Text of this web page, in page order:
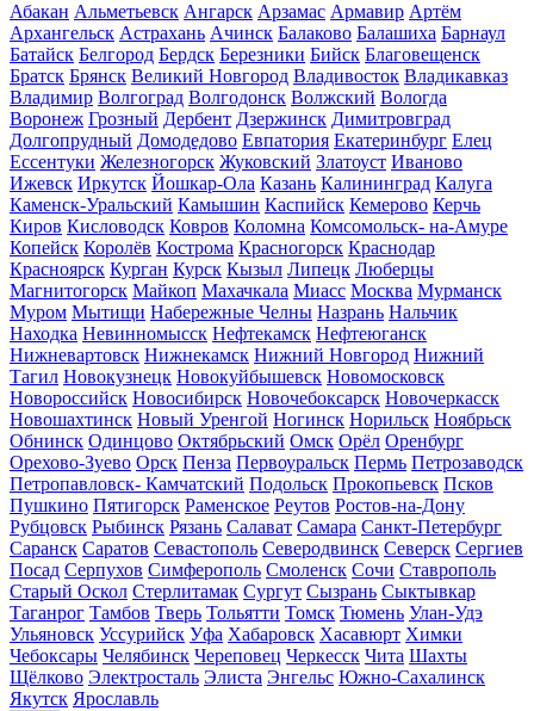
Абакан Альметьевск Ангарск Арзамас Армавир Артём
Архангельск Астрахань Ачинск Балаково Балашиха Барнаул
Батайск Белгород Бердск Березники Бийск Благовещенск
Братск Брянск Великий Новгород Владивосток Владикавказ
Владимир Волгоград Волгодонск Волжский Вологда
Воронеж Грозный Дербент Дзержинск Димитровград
Долгопрудный Домодедово Евпатория Екатеринбург Елец
Ессентуки Железногорск Жуковский Златоуст Иваново
Ижевск Иркутск Йошкар-Ола Казань Калининград Калуга
Каменск-Уральский Камышин Каспийск Кемерово Керчь
Киров Кисловодск Ковров Коломна Комсомольск- на-Амуре
Копейск Королёв Кострома Красногорск Краснодар
Красноярск Курган Курск Кызыл Липецк Люберцы
Магнитогорск Майкоп Махачкала Миасс Москва Мурманск
Муром Мытищи Набережные Челны Назрань Нальчик
Находка Невинномысск Нефтекамск Нефтеюганск
Нижневартовск Нижнекамск Нижний Новгород Нижний
Тагил Новокузнецк Новокуйбышевск Новомосковск
Новороссийск Новосибирск Новочебоксарск Новочеркасск
Новошахтинск Новый Уренгой Ногинск Норильск Ноябрьск
Обнинск Одинцово Октябрьский Омск Орёл Оренбург
Орехово-Зуево Орск Пенза Первоуральск Пермь Петрозаводск
Петропавловск- Камчатский Подольск Прокопьевск Псков
Пушкино Пятигорск Раменское Реутов Ростов-на-Дону
Рубцовск Рыбинск Рязань Салават Самара Санкт-Петербург
Саранск Саратов Севастополь Северодвинск Северск Сергиев
Посад Серпухов Симферополь Смоленск Сочи Ставрополь
Старый Оскол Стерлитамак Сургут Сызрань Сыктывкар
Таганрог Тамбов Тверь Тольятти Томск Тюмень Улан-Удэ
Ульяновск Уссурийск Уфа Хабаровск Хасавюрт Химки
Чебоксары Челябинск Череповец Черкесск Чита Шахты
Щёлково Электросталь Элиста Энгельс Южно-Сахалинск
Якутск Ярославль